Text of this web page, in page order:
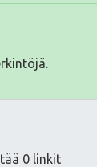
0 linkit